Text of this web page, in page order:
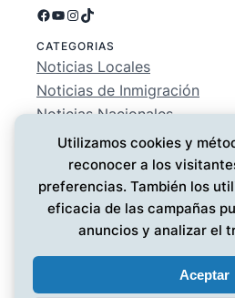
Facebook
YouTube
Instagram
TikTok
CATEGORIAS
Noticias Locales
Noticias de Inmigración
Noticias Nacionales
Deportes
Entretenimiento
EMPRESA
Conócenos
Política de Privacidad
Utilizamos cookies y
reconocer a los
preferencias. También los
eficacia de las campañas
anuncios y analizar el
Aceptar